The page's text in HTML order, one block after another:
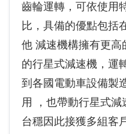
齒輪運轉，可依使用
比，具備的優點包括
他 減速機構擁有更高
的行星式減速機，運
到各國電動車設備製
用 ，也帶動行星式減
台穩因此接獲多組客